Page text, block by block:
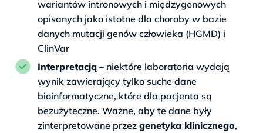
wariantów intronowych i międzygenowych
opisanych jako istotne dla choroby w bazie
danych mutacji genów człowieka (HGMD) i
ClinVar
Interpretacją – niektóre laboratoria wydają
wynik zawierający tylko suche dane
bioinformatyczne, które dla pacjenta są
bezużyteczne. Ważne, aby te dane były
zinterpretowane przez genetyka klinicznego,